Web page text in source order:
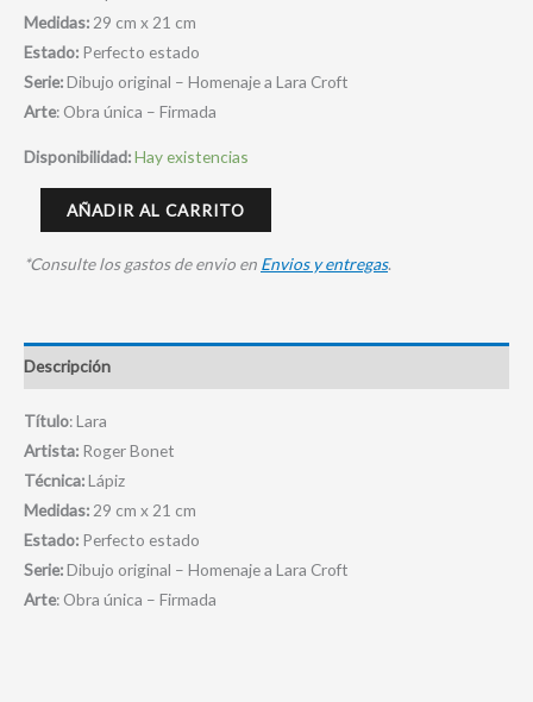
Medidas: 29 cm x 21 cm
Estado: Perfecto estado
Serie:Dibujo original – Homenaje a Lara Croft
Arte: Obra única – Firmada
Disponibilidad:Hay existencias
AÑADIR AL CARRITO
*Consulte los gastos de envio en Envios y entregas.
Descripción
Título: Lara
Artista: Roger Bonet
Técnica:Lápiz
Medidas: 29 cm x 21 cm
Estado: Perfecto estado
Serie:Dibujo original – Homenaje a Lara Croft
Arte: Obra única – Firmada